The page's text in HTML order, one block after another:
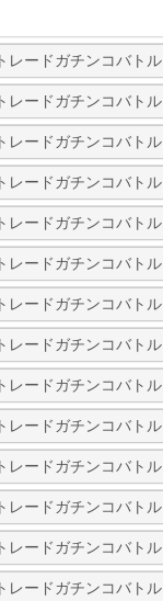
レードガチンコバトル
レードガチンコバトル
レードガチンコバトル
レードガチンコバトル
レードガチンコバトル
レードガチンコバトル
レードガチンコバトル
レードガチンコバトル
レードガチンコバトル
レードガチンコバトル
レードガチンコバトル
レードガチンコバトル
レードガチンコバトル
レードガチンコバトル